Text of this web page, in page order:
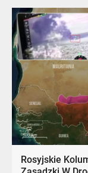
Rosyjskie